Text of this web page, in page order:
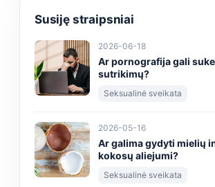
Susiję straipsniai
2026-06-18
Ar pornografija gali
sutrikimų?
Seksualinė sveikata
2026-05-16
Ar galima gydyti mielių
kokosų aliejumi?
Seksualinė sveikata